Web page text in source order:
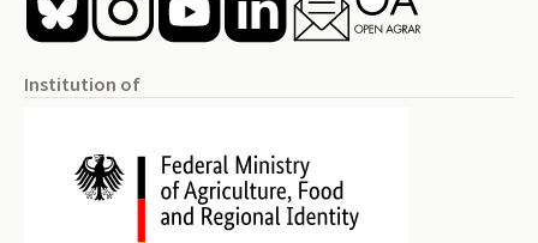
Institution of